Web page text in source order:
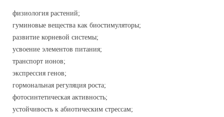
физиология растений;
гуминовые вещества как биостимуляторы;
развитие корневой системы;
усвоение элементов питания;
транспорт ионов;
экспрессия генов;
гормональная регуляция роста;
фотосинтетическая активность;
устойчивость к абиотическим стрессам;